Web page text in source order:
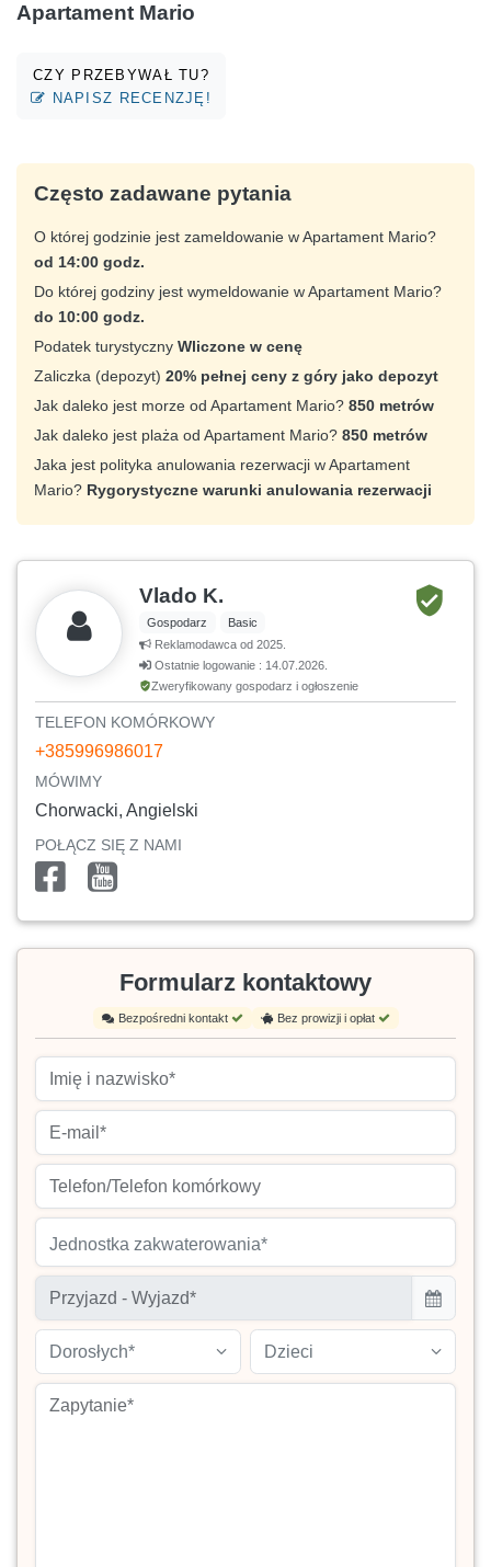
Apartament Mario
CZY PRZEBYWAŁ TU?
NAPISZ RECENZJĘ!
Często zadawane pytania
O której godzinie jest zameldowanie w Apartament Mario?
od 14:00 godz.
Do której godziny jest wymeldowanie w Apartament Mario?
do 10:00 godz.
Podatek turystyczny Wliczone w cenę
Zaliczka (depozyt) 20% pełnej ceny z góry jako depozyt
Jak daleko jest morze od Apartament Mario? 850 metrów
Jak daleko jest plaża od Apartament Mario? 850 metrów
Jaka jest polityka anulowania rezerwacji w Apartament
Mario? Rygorystyczne warunki anulowania rezerwacji
Vlado K.
Gospodarz
Basic
Reklamodawca od 2025.
Ostatnie logowanie : 14.07.2026.
Zweryfikowany gospodarz i ogłoszenie
TELEFON KOMÓRKOWY
+385996986017
MÓWIMY
Chorwacki, Angielski
POŁĄCZ SIĘ Z NAMI
Formularz kontaktowy
Bezpośredni kontakt Bez prowizji i opłat
Jednostka zakwaterowania*
Dorosłych* Dzieci